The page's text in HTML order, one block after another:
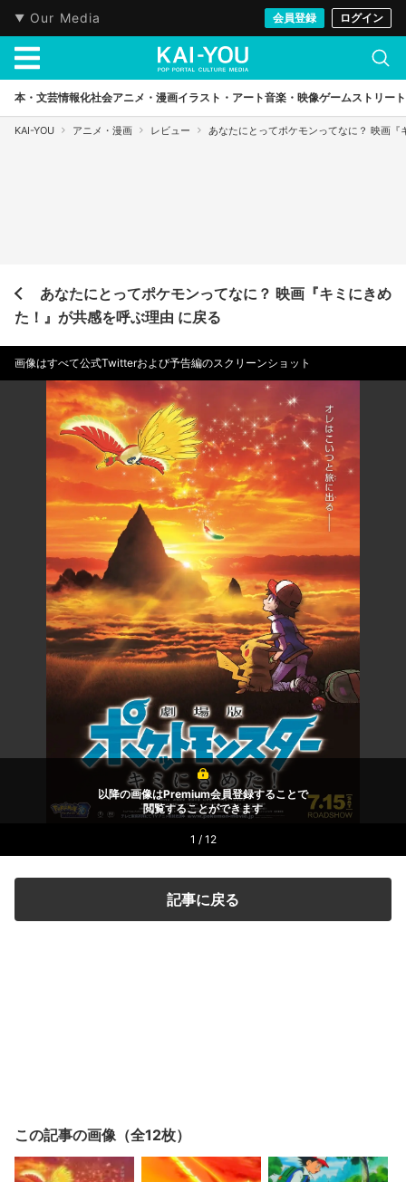
Our Media 会員登録 ログイン
本・文芸情報化社会アニメ・漫画イラスト・アート音楽・映像ゲームストリート
KAI-YOU アニメ・漫画 レビュー あなたにとってポケモンってなに？ 映画
あなたにとってポケモンってなに？ 映画『キミにきめ
た！』が共感を呼ぶ理由 に戻る
画像はすべて公式Twitterおよび予告編のスクリーンショット
以降の画像はPremium会員登録することで
閲覧することができます
1 / 12
記事に戻る
この記事の画像（全12枚）